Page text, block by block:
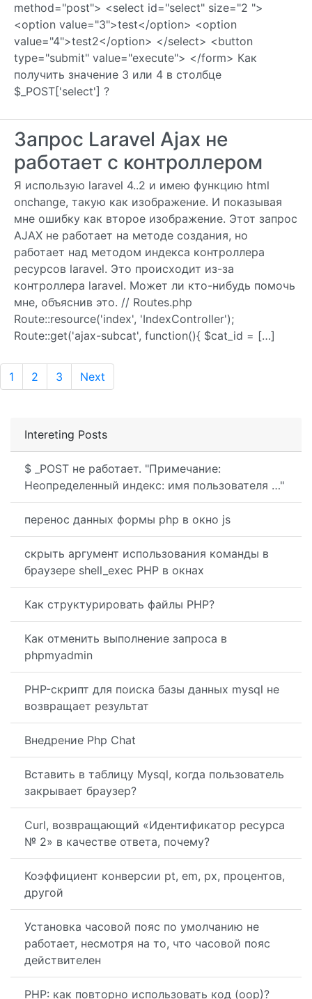
method="post"> <select id="select" size="2 ">
<option value="3">test</option> <option
value="4">test2</option> </select> <button
type="submit" value="execute"> </form> Как
получить значение 3 или 4 в столбце
$_POST['select'] ?
Запрос Laravel Ajax не
работает с контроллером
Я использую laravel 4..2 и имею функцию html
onchange, такую ​​как изображение. И показывая
мне ошибку как второе изображение. Этот запрос
AJAX не работает на методе создания, но
работает над методом индекса контроллера
ресурсов laravel. Это происходит из-за
контроллера laravel. Может ли кто-нибудь помочь
мне, объяснив это. // Routes.php
Route::resource('index', 'IndexController');
Route::get('ajax-subcat', function(){ $cat_id = […]
1 2 3 Next
Intereting Posts
$ _POST не работает. "Примечание:
Неопределенный индекс: имя пользователя …"
перенос данных формы php в окно js
скрыть аргумент использования команды в
браузере shell_exec PHP в окнах
Как структурировать файлы PHP?
Как отменить выполнение запроса в
phpmyadmin
PHP-скрипт для поиска базы данных mysql не
возвращает результат
Внедрение Php Chat
Вставить в таблицу Mysql, когда пользователь
закрывает браузер?
Curl, возвращающий «Идентификатор ресурса
№ 2» в качестве ответа, почему?
Коэффициент конверсии pt, em, px, процентов,
другой
Установка часовой пояс по умолчанию не
работает, несмотря на то, что часовой пояс
действителен
PHP: как повторно использовать код (oop)?